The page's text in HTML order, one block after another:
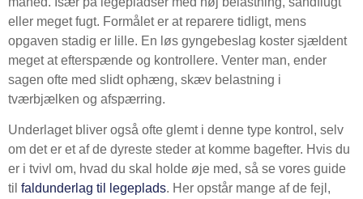
eller meget fugt. Formålet er at reparere tidligt, mens
opgaven stadig er lille. En løs gyngebeslag koster sjældent
meget at efterspænde og kontrollere. Venter man, ender
sagen ofte med slidt ophæng, skæv belastning i
tværbjælken og afspærring.
Underlaget bliver også ofte glemt i denne type kontrol, selv
om det er et af de dyreste steder at komme bagefter. Hvis du
er i tvivl om, hvad du skal holde øje med, så se vores guide
til faldunderlag til legeplads. Her opstår mange af de fejl,